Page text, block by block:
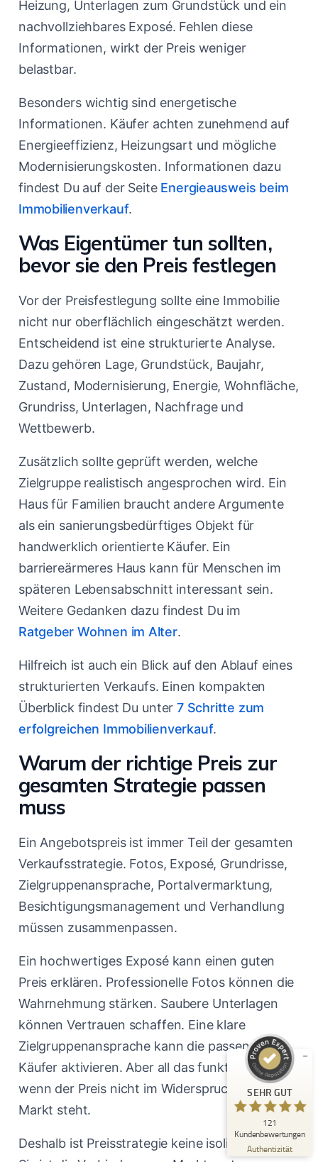
Heizung, Unterlagen zum Grundstück und ein
nachvollziehbares Exposé. Fehlen diese
Informationen, wirkt der Preis weniger
belastbar.
Besonders wichtig sind energetische
Informationen. Käufer achten zunehmend auf
Energieeffizienz, Heizungsart und mögliche
Modernisierungskosten. Informationen dazu
findest Du auf der Seite Energieausweis beim
Immobilienverkauf.
Was Eigentümer tun sollten,
bevor sie den Preis festlegen
Vor der Preisfestlegung sollte eine Immobilie
nicht nur oberflächlich eingeschätzt werden.
Entscheidend ist eine strukturierte Analyse.
Dazu gehören Lage, Grundstück, Baujahr,
Zustand, Modernisierung, Energie, Wohnfläche,
Grundriss, Unterlagen, Nachfrage und
Wettbewerb.
Zusätzlich sollte geprüft werden, welche
Zielgruppe realistisch angesprochen wird. Ein
Haus für Familien braucht andere Argumente
als ein sanierungsbedürftiges Objekt für
handwerklich orientierte Käufer. Ein
barriereärmeres Haus kann für Menschen im
späteren Lebensabschnitt interessant sein.
Weitere Gedanken dazu findest Du im
Ratgeber Wohnen im Alter.
Hilfreich ist auch ein Blick auf den Ablauf eines
strukturierten Verkaufs. Einen kompakten
Überblick findest Du unter7 Schritte zum
erfolgreichen Immobilienverkauf.
Warum der richtige Preis zur
gesamten Strategie passen
muss
Ein Angebotspreis ist immer Teil der gesamten
Verkaufsstrategie. Fotos, Exposé, Grundrisse,
Zielgruppenansprache, Portalvermarktung,
Besichtigungsmanagement und Verhandlung
müssen zusammenpassen.
Ein hochwertiges Exposé kann einen guten
Preis erklären. Professionelle Fotos können die
Wahrnehmung stärken. Saubere Unterlagen
können Vertrauen schaffen. Eine klare
Zielgruppenansprache kann die passenden
Käufer aktivieren. Aber all das funktioniert nur,
wenn der Preis nicht im Widerspruch zum
Markt steht.
Deshalb ist Preisstrategie keine isolierte Zahl.
SEHR GUT
121
Kundenbewertungen
Authentizität
Kundenbewertungen und Erfahrungen zu
Immobilienmakler Michael Ruland
100
%
Empfehlungen auf
ProvenExpert.com
SEHR GUT
18
Bewertungen auf
ProvenExpert.com
103
Bewertungen von
4
anderen Quellen
Blick aufs ProvenExpert-Profil werfen
06.08.2026